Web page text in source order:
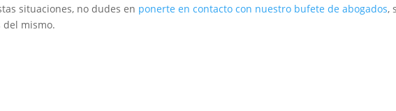
situaciones, no dudes en ponerte en contacto con nuestro bufete de abogados,
del mismo.